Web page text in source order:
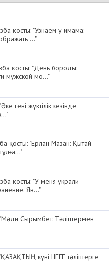
қосты: "Узнаем у имама:
..."
қосты: "День бороды:
мужской мо..."
гені жүктілік кезінде
қосты: "Ерлан Мазан: Қытай
қосты: "У меня украли
Яв..."
Сырымбет: Тәліптермен
күні НЕГЕ тәліптерге